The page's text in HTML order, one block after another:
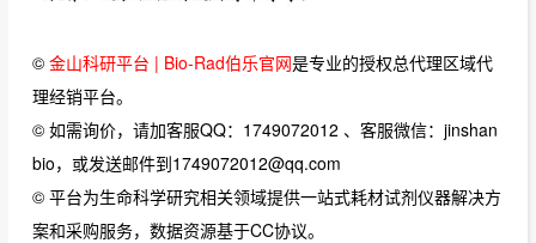
© 金山科研平台 | Bio-Rad伯乐官网是专业的授权总代理区域代
理经销平台。
© 如需询价，请加客服QQ：1749072012 、客服微信：jinshan
bio，或发送邮件到1749072012@qq.com
© 平台为生命科学研究相关领域提供一站式耗材试剂仪器解决方
案和采购服务，数据资源基于CC协议。